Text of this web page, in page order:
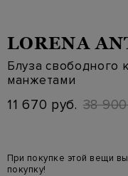
LORENA
Блуза свободного
манжетами
11 670 руб. 38
При покупке этой вещи
покупку!